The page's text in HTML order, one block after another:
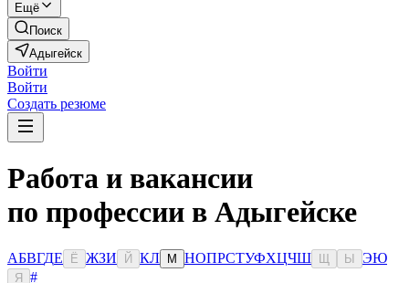
Ещё
Поиск
Адыгейск
Войти
Войти
Создать резюме
Работа и вакансии
по профессии в Адыгейске
АБВГДЕ Ё ЖЗИ Й КЛ М НОПРСТУФХЦЧШ Ы ЭЮ
Я
#